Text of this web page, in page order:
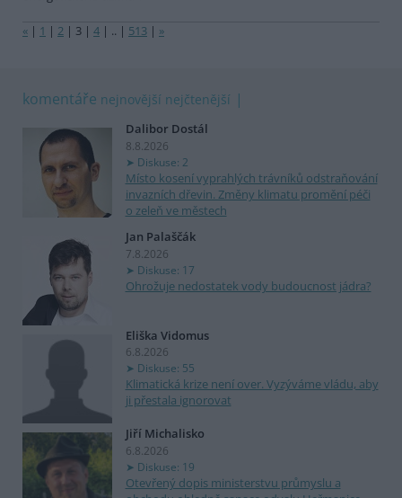
« | 1 | 2 | 3 | 4 | .. | 513 | »
komentáře nejnovější nejčtenější
Dalibor Dostál
8.8.2026
Diskuse: 2
Místo kosení vyprahlých trávníků odstraňování
invazních dřevin. Změny klimatu promění péči
o zeleň ve městech
Jan Palaščák
7.8.2026
Diskuse: 17
Ohrožuje nedostatek vody budoucnost jádra?
Eliška Vidomus
6.8.2026
Diskuse: 55
Klimatická krize není over. Vyzýváme vládu, aby
ji přestala ignorovat
Jiří Michalisko
6.8.2026
Diskuse: 19
Otevřený dopis ministerstvu průmyslu a